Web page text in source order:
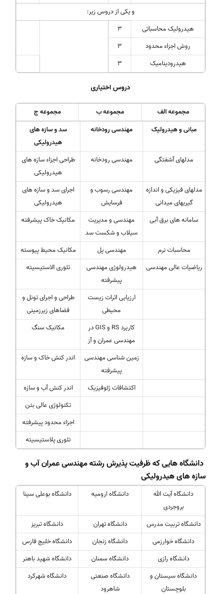
و یکی از دروس زیر:
هیدرولیک محاسباتی
3
روش اجزاء محدود
3
هیدرودینامیک
3
دروس اختیاری
مجموعه الف مجموعه ب
مجموعه ج
مبانی و هیدرولیک
مهندسی رودخانه
سد و سازه های
هیدرولیکی
مدلهای آشفتگی
مهندسی رودخانه
طراحی اجزاء سازه های
هیدرولیکی
مدلهای فیزیکی و اندازه
گیریهای میدانی
مهندسی رسوب و
فرسایش
اجرای سد و سازه های
هیدرولیکی
سامانه های برق آبی
مهندسی و مدیریت
سیلاب و شکست سد
مکانیک خاک پیشرفته
محاسبات نرم مهندسی پل
مکانیک محیط پیوسته
ریاضیات عالی مهندسی
هیدرولوژی مهندسی
پیشرفته
تئوری الاستیسیته
ارزیابی اثرات زیست
محیطی
طراحی و اجرای تونل و
فضاهای زیرزمینی
کاربرد RS و GIS در
مهندسی عمران و آز
مکانیک سنگ
زمین شناسی مهندسی
پیشرفته
اندر کنش خاک و سازه
اکتشافات ژئوفیزیک
اندر کنش آب و سازه
تکنولوژی عالی بتن
اجزاء محدود پیشرفته
تئوری پلاستیسیته
دانشگاه هایی که ظرفیت پذیرش رشته مهندسی عمران آب و
سازه های هیدرولیکی
دانشگاه آیت الله
بروجردی
دانشگاه ارومیه دانشگاه بوعلی سینا
دانشگاه تربیت مدرس دانشگاه تهران
دانشگاه تبریز
دانشگاه خوارزمی
دانشگاه زنجان
دانشگاه خلیج فارس
دانشگاه رازی
دانشگاه سمنان
دانشگاه شهید باهنر
دانشگاه سیستان و
بلوچستان
دانشگاه صنعتی
شاهرود
دانشگاه شهرکرد